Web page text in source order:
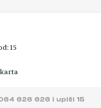
15
626 626 i upiši 15